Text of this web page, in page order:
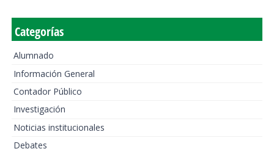
Categorías
Alumnado
Información General
Contador Público
Investigación
Noticias institucionales
Debates